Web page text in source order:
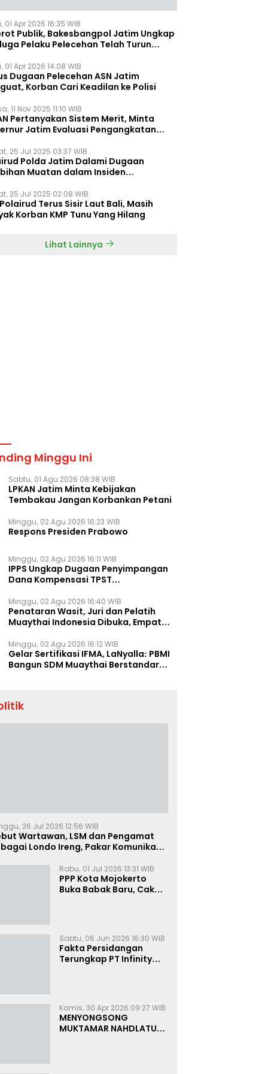
01 Apr 2026 16:35 WIB
Publik, Bakesbangpol Jatim Ungkap
Pelaku Pelecehan Telah Turun
01 Apr 2026 14:08 WIB
Dugaan Pelecehan ASN Jatim
Korban Cari Keadilan ke Polisi
11 Nov 2025 11:10 WIB
Pertanyakan Sistem Merit, Minta
Jatim Evaluasi Pengangkatan
25 Jul 2025 03:37 WIB
Polda Jatim Dalami Dugaan
Muatan dalam Insiden
25 Jul 2025 02:08 WIB
Terus Sisir Laut Bali, Masih
Korban KMP Tunu Yang Hilang
Lihat Lainnya
Minggu Ini
Sabtu, 01 Agu 2026 08:38 WIB
LPKAN Jatim Minta Kebijakan
Tembakau Jangan Korbankan Petani
Minggu, 02 Agu 2026 16:23 WIB
Respons Presiden Prabowo
Minggu, 02 Agu 2026 16:11 WIB
IPPS Ungkap Dugaan Penyimpangan
Dana Kompensasi TPST
Minggu, 02 Agu 2026 16:40 WIB
Penataran Wasit, Juri dan Pelatih
Muaythai Indonesia Dibuka, Empat
Minggu, 02 Agu 2026 16:12 WIB
Gelar Sertifikasi IFMA, LaNyalla: PBMI
Bangun SDM Muaythai Berstandar
26 Jul 2026 12:56 WIB
Wartawan, LSM dan Pengamat
Londo Ireng, Pakar Komunikasi:
Rabu, 01 Jul 2026 13:31 WIB
PPP Kota Mojokerto
Buka Babak Baru, Cak
Sabtu, 06 Jun 2026 16:30 WIB
Fakta Persidangan
Terungkap PT Infinity
Kamis, 30 Apr 2026 09:27 WIB
MENYONGSONG
MUKTAMAR NAHDLATUL